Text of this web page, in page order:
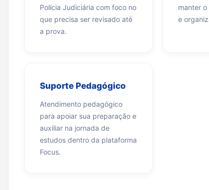
Polícia Judiciária com foco no
que precisa ser revisado até
a prova.
manter
e
Suporte Pedagógico
Atendimento pedagógico
para apoiar sua preparação e
auxiliar na jornada de
estudos dentro da plataforma
Focus.